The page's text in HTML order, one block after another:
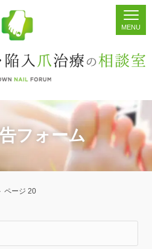
板 検索
フォーム
ページ 20